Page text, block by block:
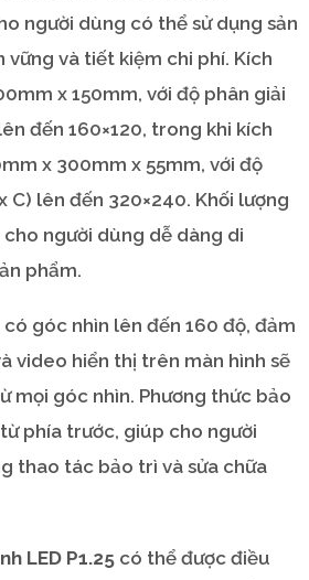
người dùng có thể sử dụng sản
vững và tiết kiệm chi phí. Kích
x 150mm, với độ phân giải
đến 160×120, trong khi kích
x 300mm x 55mm, với độ
C) lên đến 320×240. Khối lượng
người dùng dễ dàng di
phẩm.
có góc nhìn lên đến 160 độ, đảm
video hiển thị trên màn hình sẽ
mọi góc nhìn. Phương thức bảo
phía trước, giúp cho người
thao tác bảo trì và sửa chữa
LED P1.25 có thể được điều